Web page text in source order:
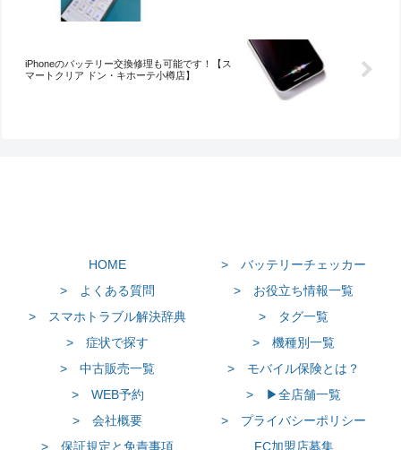
iPhoneのバッテリー交換修理も可能です！【ス
マートクリア ドン・キホーテ小樽店】
HOME
> バッテリーチェッカー
> よくある質問
> お役立ち情報一覧
> スマホトラブル解決辞典
> タグ一覧
> 症状で探す
> 機種別一覧
> 中古販売一覧
> モバイル保険とは？
> WEB予約
> ▶全店舗一覧
> 会社概要
> プライバシーポリシー
> 保証規定と免責事項
FC加盟店募集